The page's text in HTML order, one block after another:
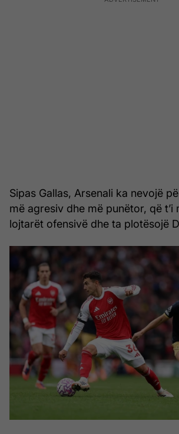
Sipas Gallas, Arsenali ka nevojë
më agresiv dhe më punëtor, që t’i
lojtarët ofensivë dhe ta plotësojë